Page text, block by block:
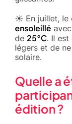
☀️ En juillet, le
ensoleillé
de 25°C. Il
légers et de
solaire.
Quelle a
édition ?